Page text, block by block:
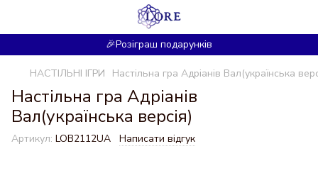
🎉Розіграш подарунків
НАСТІЛЬНІ ІГРИ Настільна гра Адріанів Вал(українська
Настільна гра Адріанів
Вал(українська версія)
Артикул: LOB2112UA Написати відгук